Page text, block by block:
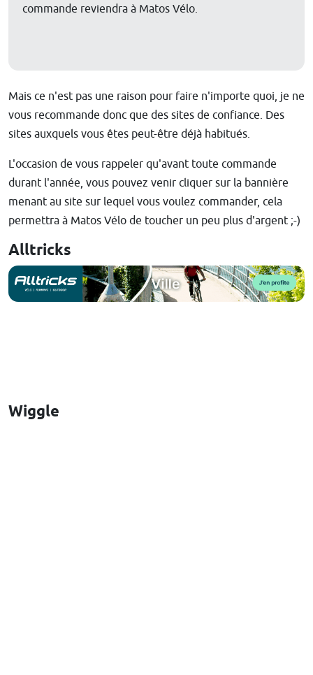
commande reviendra à Matos Vélo.
Mais ce n'est pas une raison pour faire n'importe quoi, je ne
vous recommande donc que des sites de confiance. Des
sites auxquels vous êtes peut-être déjà habitués.
L'occasion de vous rappeler qu'avant toute commande
durant l'année, vous pouvez venir cliquer sur la bannière
menant au site sur lequel vous voulez commander, cela
permettra à Matos Vélo de toucher un peu plus d'argent ;-)
Alltricks
Wiggle